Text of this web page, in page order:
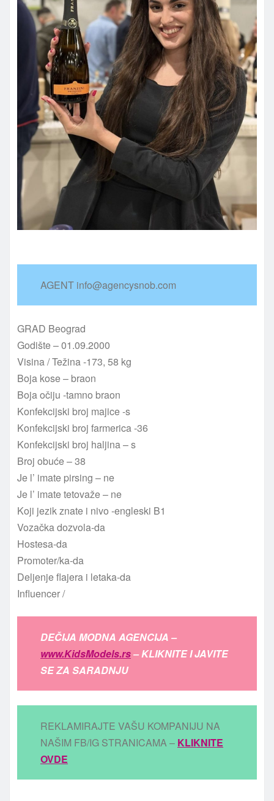
AGENT info@agencysnob.com
GRAD Beograd
Godište – 01.09.2000
Visina / Težina -173, 58 kg
Boja kose – braon
Boja očiju -tamno braon
Konfekcijski broj majice -s
Konfekcijski broj farmerica -36
Konfekcijski broj haljina – s
Broj obuće – 38
Je l’ imate pirsing – ne
Je l’ imate tetovaže – ne
Koji jezik znate i nivo -engleski B1
Vozačka dozvola-da
Hostesa-da
Promoter/ka-da
Deljenje flajera i letaka-da
Influencer /
DEČIJA MODNA AGENCIJA –
www.KidsModels.rs– KLIKNITE I JAVITE
SE ZA SARADNJU
REKLAMIRAJTE VAŠU KOMPANIJU NA
NAŠIM FB/IG STRANICAMA – KLIKNITE
OVDE